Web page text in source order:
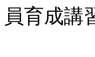
員育成講